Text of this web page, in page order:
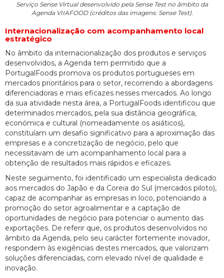
Serviço Sense Virtual desenvolvido pela Sense Test no âmbito da
Agenda VIIAFOOD (créditos das imagens: Sense Test).
Internacionalização com acompanhamento local
estratégico
No âmbito da internacionalização dos produtos e serviços
desenvolvidos, a Agenda tem permitido que a
PortugalFoods promova os produtos portugueses em
mercados prioritários para o setor, recorrendo a abordagens
diferenciadoras e mais eficazes nesses mercados. Ao longo
da sua atividade nesta área, a PortugalFoods identificou que
determinados mercados, pela sua distância geográfica,
económica e cultural (nomeadamente os asiáticos),
constituíam um desafio significativo para a aproximação das
empresas e a concretização de negócio, pelo que
necessitavam de um acompanhamento local para a
obtenção de resultados mais rápidos e eficazes.
Neste seguimento, foi identificado um especialista dedicado
aos mercados do Japão e da Coreia do Sul (mercados piloto),
capaz de acompanhar as empresas in loco, potenciando a
promoção do setor agroalimentar e a captação de
oportunidades de negócio para potenciar o aumento das
exportações. De referir que, os produtos desenvolvidos no
âmbito da Agenda, pelo seu carácter fortemente inovador,
respondem às exigências destes mercados, que valorizam
soluções diferenciadas, com elevado nível de qualidade e
inovação.